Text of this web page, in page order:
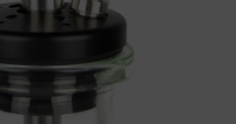
15 días de devolución